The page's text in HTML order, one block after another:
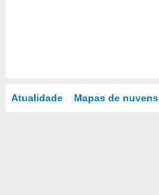
Atualidade Mapas de nuvens